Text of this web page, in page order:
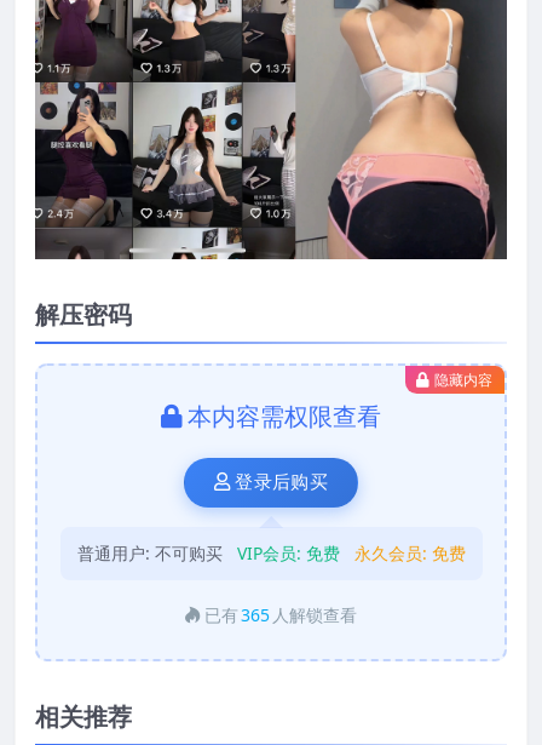
解压密码
隐藏内容
本内容需权限查看
登录后购买
普通用户: 不可购买 VIP会员: 免费 永久会员: 免费
已有365 人解锁查看
相关推荐